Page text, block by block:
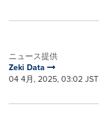
ニュース提供
Zeki Data
04 4月, 2025, 03:02 JST